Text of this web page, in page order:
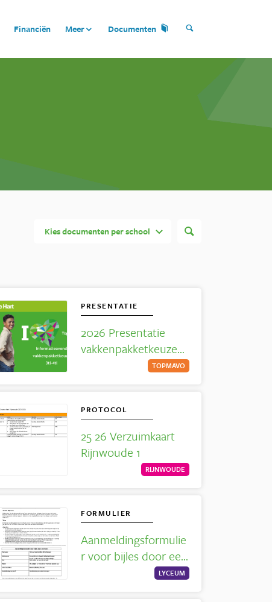
Financiën Meer Documenten
Kies documenten per school
PRESENTATIE
2026 Presentatie
vakkenpakketkeuze
TOPMAVO
PROTOCOL
25 26 Verzuimkaart
Rijnwoude 1
RIJNWOUDE
FORMULIER
Aanmeldingsformulie
r voor bijles door een
LYCEUM